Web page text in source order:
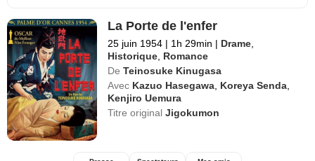
La Porte de l'enfer
25 juin 1954 | 1h 29min | Drame
Historique Romance
De Teinosuke Kinugasa
Avec Kazuo Hasegawa Koreya Senda
Kenjiro Uemura
Titre originalJigokumon